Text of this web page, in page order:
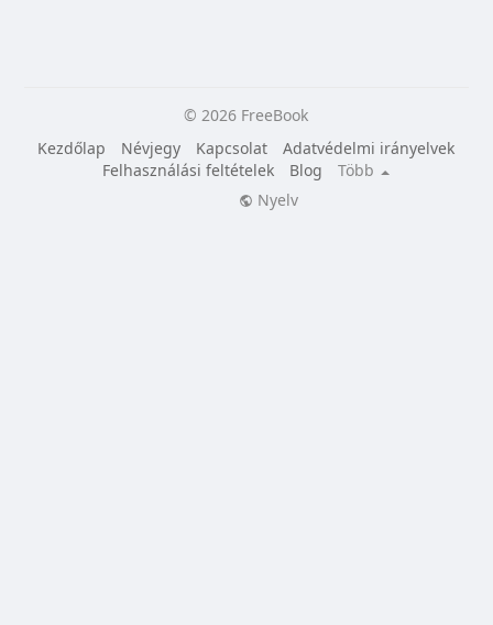
© 2026 FreeBook
Kezdőlap
Névjegy Kapcsolat
Adatvédelmi irányelvek
Felhasználási feltételek
Blog
Több
Nyelv